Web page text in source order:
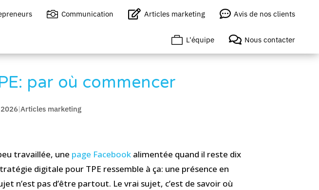
 Communication  Articles marketing  Avis de nos clients
 L'équipe  Nous contacter
par où commencer
|Articles marketing
travaillée, une page Facebook alimentée quand il reste dix
digitale pour TPE ressemble à ça: une présence en
n’est pas d’être partout. Le vrai sujet, c’est de savoir où